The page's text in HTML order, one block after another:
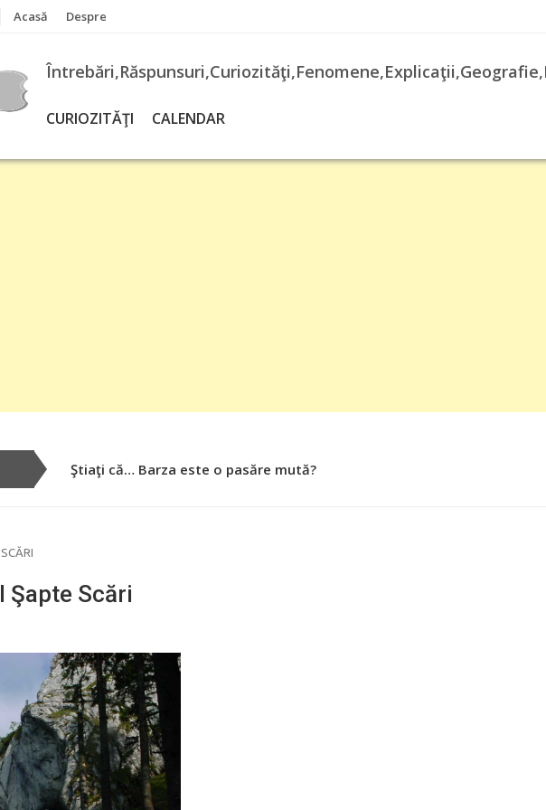
Acasă Despre
CURIOZITĂŢI CALENDAR
Ştiaţi că… Barza este o pasăre mută?
Știați că… Roşiile îsi păstrează substanţele benefice organismului
Şapte Scări